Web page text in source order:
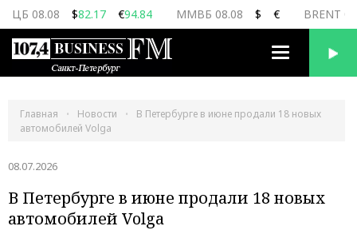
ЦБ 08.08 $82.17 €94.84 ММВБ 08.08 $ € BRENT
Переключить
Главная Новости
В Петербурге в июне продали 18 новых
автомобилей Volga
08.07.2026
В Петербурге в июне продали 18 новых
автомобилей Volga